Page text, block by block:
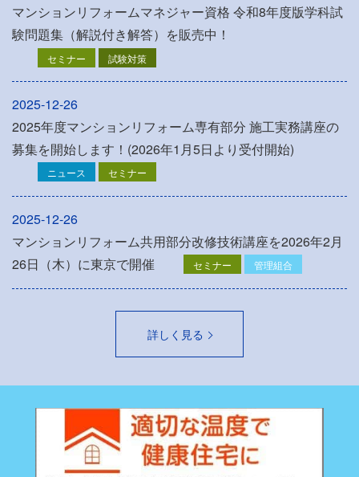
マンションリフォームマネジャー資格 令和8年度版学科試
験問題集（解説付き解答）を販売中！
セミナー 試験対策
2025-12-26
2025年度マンションリフォーム専有部分 施工実務講座の
募集を開始します！(2026年1月5日より受付開始)
ニュース セミナー
2025-12-26
マンションリフォーム共用部分改修技術講座を2026年2月
26日（木）に東京で開催
セミナー 管理組合
詳しく見る